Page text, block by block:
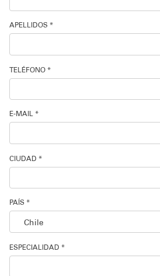
Solicita información
Soporte técnico
APELLIDOS *
TELÉFONO *
E-MAIL *
CIUDAD *
PAÍS *
ESPECIALIDAD *